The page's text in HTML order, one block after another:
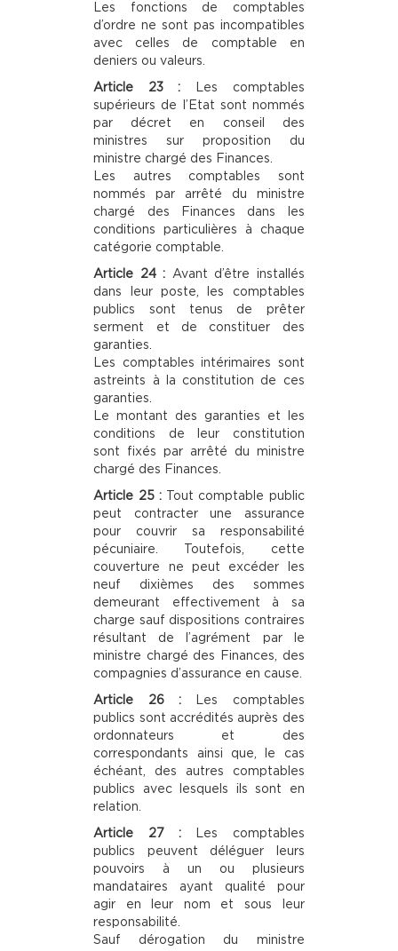
Les fonctions de comptables
d’ordre ne sont pas incompatibles
avec celles de comptable en
deniers ou valeurs.
Article 23 :
Les comptables
supérieurs de I’Etat sont nommés
par décret en conseil des
ministres sur proposition du
ministre chargé des Finances.
Les autres comptables sont
nommés par arrêté du ministre
chargé des Finances dans les
conditions particulières à chaque
catégorie comptable.
Article 24 : Avant d’être installés
dans leur poste, les comptables
publics sont tenus de prêter
serment et de constituer des
garanties.
Les comptables intérimaires sont
astreints à la constitution de ces
garanties.
Le montant des garanties et les
conditions de leur constitution
sont fixés par arrêté du ministre
chargé des Finances.
Article 25 :Tout comptable public
peut contracter une assurance
pour couvrir sa responsabilité
pécuniaire. Toutefois, cette
couverture ne peut excéder les
neuf dixièmes des sommes
demeurant effectivement à sa
charge sauf dispositions contraires
résultant de l’agrément par le
ministre chargé des Finances, des
compagnies d’assurance en cause.
Article 26 :Les comptables
publics sont accrédités auprès des
ordonnateurs et des
correspondants ainsi que, le cas
échéant, des autres comptables
publics avec lesquels ils sont en
relation.
Article 27 :Les comptables
publics peuvent déléguer leurs
pouvoirs à un ou plusieurs
mandataires ayant qualité pour
agir en leur nom et sous leur
responsabilité.
Sauf dérogation du ministre